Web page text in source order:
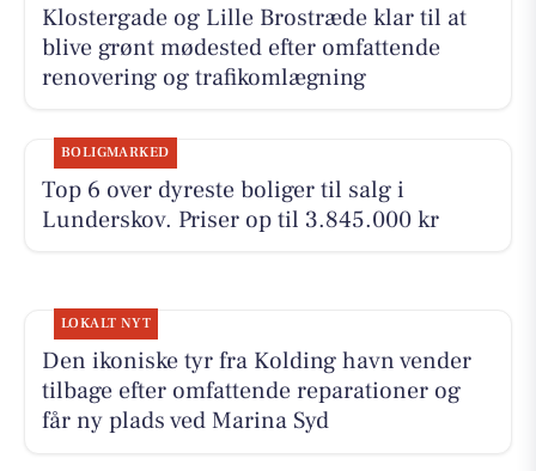
Klostergade og Lille Brostræde klar til at
blive grønt mødested efter omfattende
renovering og trafikomlægning
BOLIGMARKED
Top 6 over dyreste boliger til salg i
Lunderskov. Priser op til 3.845.000 kr
LOKALT NYT
Den ikoniske tyr fra Kolding havn vender
tilbage efter omfattende reparationer og
får ny plads ved Marina Syd